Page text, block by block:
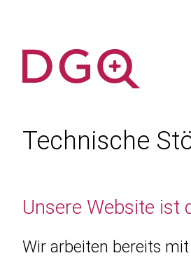
Technische
Unsere Website ist
Wir arbeiten bereits